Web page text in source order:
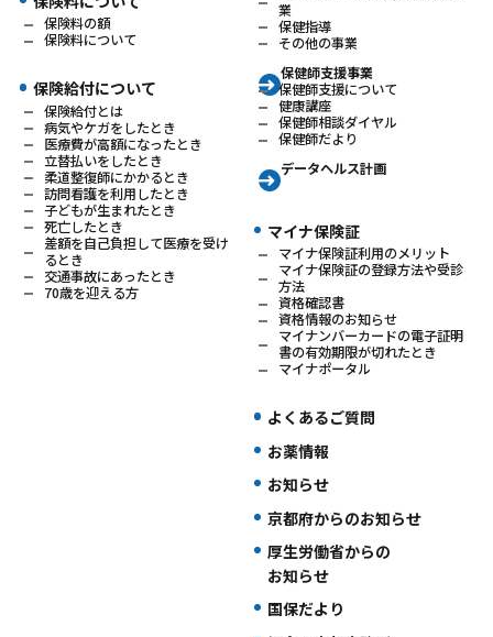
保険料の額
保険料について
保険給付について
保険給付とは
病気やケガをしたとき
医療費が高額になったとき
立替払いをしたとき
柔道整復師にかかるとき
訪問看護を利用したとき
子どもが生まれたとき
死亡したとき
差額を自己負担して医療を受け
るとき
交通事故にあったとき
70歳を迎える方
業
保健指導
その他の事業
保健師支援事業
保健師支援について
健康講座
保健師相談ダイヤル
保健師だより
データヘルス計画
マイナ保険証
マイナ保険証利用のメリット
マイナ保険証の登録方法や受診
方法
資格確認書
資格情報のお知らせ
マイナンバーカードの電子証明
書の有効期限が切れたとき
マイナポータル
よくあるご質問
お薬情報
お知らせ
京都府からのお知らせ
厚生労働省からの
お知らせ
国保だより